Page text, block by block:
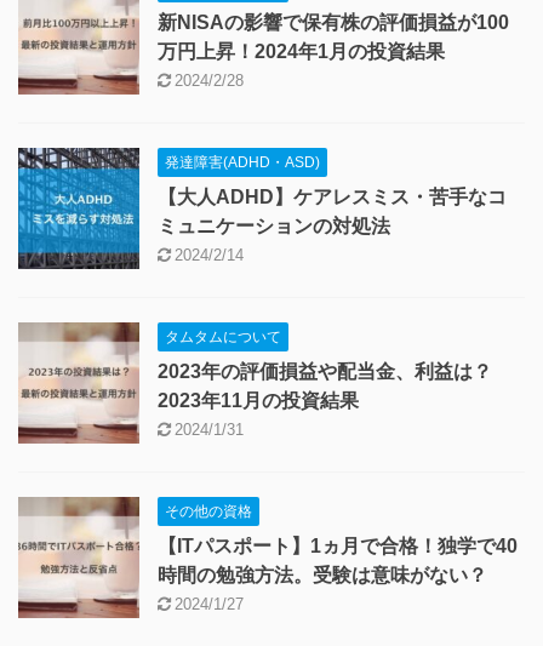
新NISAの影響で保有株の評価損益が100
万円上昇！2024年1月の投資結果
2024/2/28
発達障害(ADHD・ASD)
【大人ADHD】ケアレスミス・苦手なコ
ミュニケーションの対処法
2024/2/14
タムタムについて
2023年の評価損益や配当金、利益は？
2023年11月の投資結果
2024/1/31
その他の資格
【ITパスポート】1ヵ月で合格！独学で40
時間の勉強方法。受験は意味がない？
2024/1/27